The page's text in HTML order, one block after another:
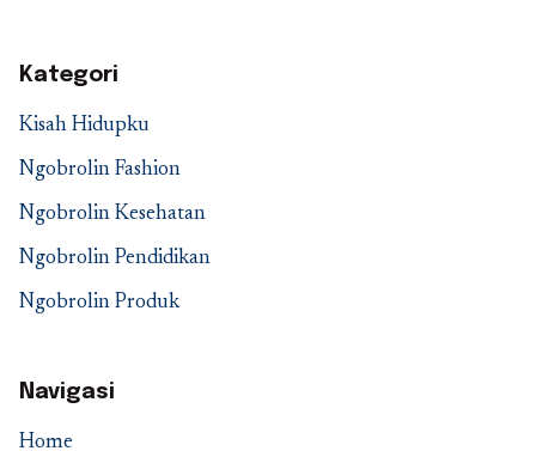
Kategori
Kisah Hidupku
Ngobrolin Fashion
Ngobrolin Kesehatan
Ngobrolin Pendidikan
Ngobrolin Produk
Navigasi
Home